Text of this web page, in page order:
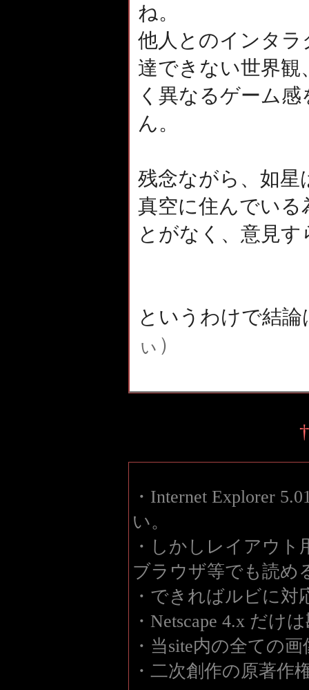
ね。
他人とのインタ
達できない世界
く異なるゲーム
ん。
残念ながら、如
真空に住んでいる
とがなく、意見
というわけで結
ぃ）
†
・Internet Explorer
い。
・しかしレイアウ
ブラウザ等でも読め
・できればルビに対
・Netscape 4.x だけ
・当site内の全ての
・二次創作の原著作